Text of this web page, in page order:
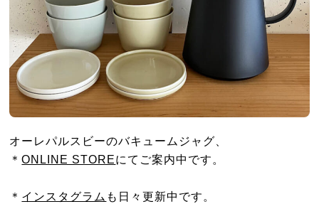
オーレパルスビーのバキュームジャグ、
＊ONLINE STOREにてご案内中です。
＊ インスタグラム も日々更新中です。